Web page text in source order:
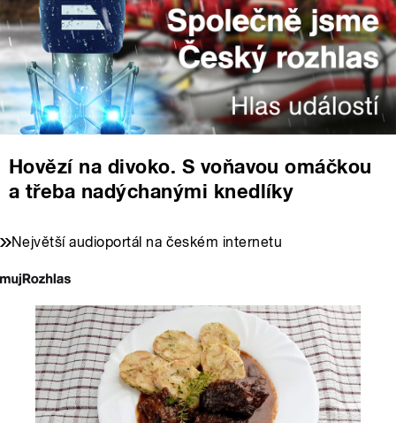
Hovězí na divoko. S voňavou omáčkou
a třeba nadýchanými knedlíky
Největší audioportál na českém internetu